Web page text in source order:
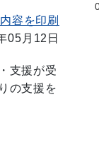
容を印刷
05月12日
支援が受
の支援を